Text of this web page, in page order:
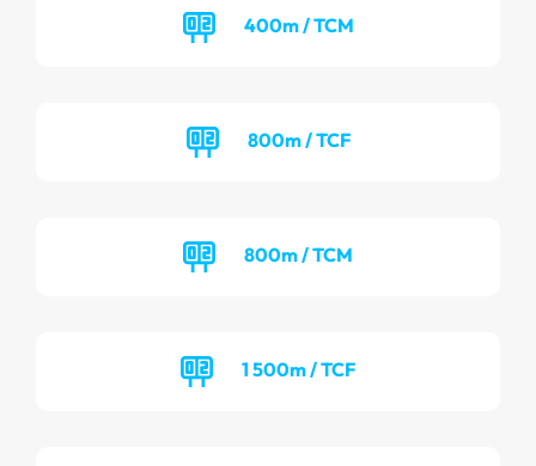
400m / TCM
800m / TCF
800m / TCM
1 500m / TCF